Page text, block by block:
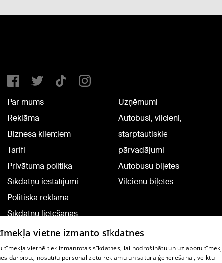
Par mums
Reklāma
Biznesa klientiem
Tarifi
Privātuma politika
Sīkdatņu iestatījumi
Politiskā reklāma
Sīkdatņu lietošanas
noteikumi
Komentāru pievienošana
Uzņēmumi
Autobusi, vilcieni,
starptautiskie
pārvadājumi
Autobusu biļetes
Vilcienu biļetes
vietne izmanto sīkdatnes
tīmekļa vietnē tiek izmantotas sīkdatnes, lai nodrošinātu un uzlabotu
darbību., nosūtītu personalizētu reklāmu un satura ģenerēšanai, veiktu